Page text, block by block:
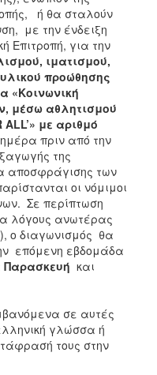
ή θα σταλούν
με την ένδειξη
Επιτροπή, για την
ιματισμού,
προώθησης
«Κοινωνική
μέσω αθλητισμού
με αριθμό
πριν από την
της
αποσφράγισης των
οι νόμιμοι
Σε περίπτωση
λόγους ανωτέρας
ο διαγωνισμός θα
επόμενη εβδομάδα
Παρασκευή και
σε αυτές
γλώσσα ή
τους στην